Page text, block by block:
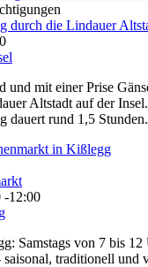
durch die Lindauer
und mit einer Prise
Altstadt auf der
dauert rund 1,5 Stunden.
-12:00
Samstags von 7 bis 12
traditionell und